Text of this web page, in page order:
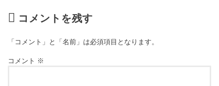
コメントを残す
「コメント」と「名前」は必須項目となります。
コメント ※